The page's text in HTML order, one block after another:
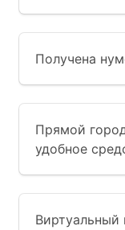
Получена
Прямой
удобное